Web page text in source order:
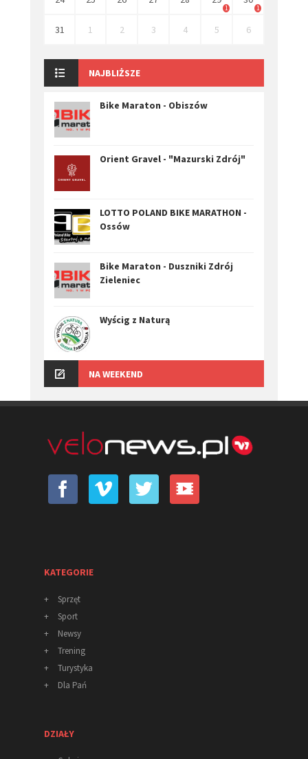
1 1
31 1 2 3 4 5 6
NAJBLIŻSZE
Bike Maraton - Obiszów
Orient Gravel - "Mazurski Zdrój"
LOTTO POLAND BIKE MARATHON -
Ossów
Bike Maraton - Duszniki Zdrój
Zieleniec
Wyścig z Naturą
NA WEEKEND
KATEGORIE
+
Sprzęt
+
Sport
+
Newsy
+
Trening
+
Turystyka
+
Dla Pań
DZIAŁY